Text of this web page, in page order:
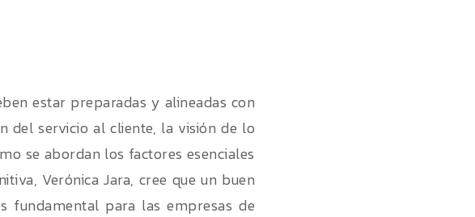
estar preparadas y alineadas con
del servicio al cliente, la visión de lo
se abordan los factores esenciales
Verónica Jara, cree que un buen
fundamental para las empresas de